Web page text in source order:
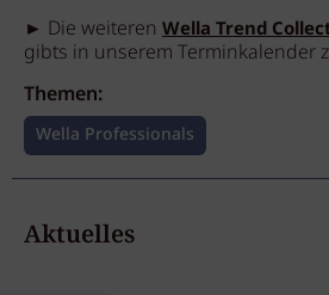
► Die weiteren Wella Trend
gibts in unserem Terminkalender
Themen:
Wella Professionals
Aktuelles